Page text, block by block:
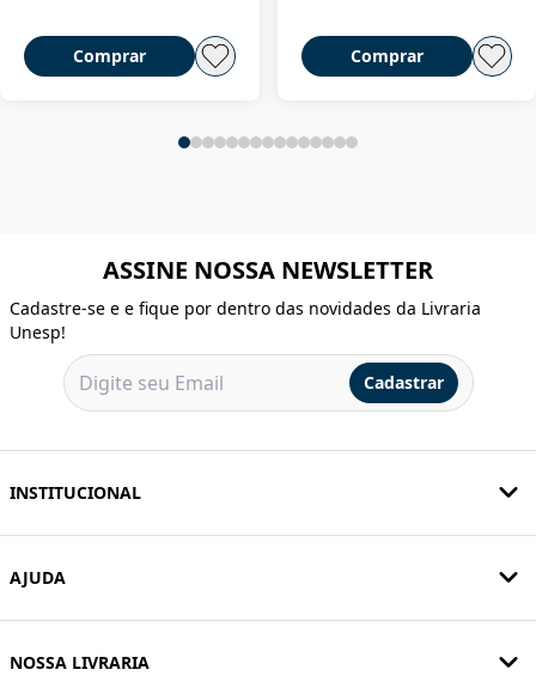
Comprar Comprar
ASSINE NOSSA NEWSLETTER
Cadastre-se e e fique por dentro das novidades da Livraria
Unesp!
Cadastrar
INSTITUCIONAL
AJUDA
NOSSA LIVRARIA